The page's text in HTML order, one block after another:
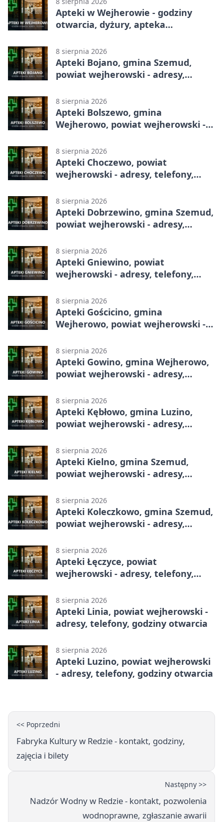
Apteki w Wejherowie - godziny
otwarcia, dyżury, apteka
8 sierpnia 2026
Apteki Bojano, gmina Szemud,
powiat wejherowski - adresy,
8 sierpnia 2026
Apteki Bolszewo, gmina
Wejherowo, powiat wejherowski -
8 sierpnia 2026
Apteki Choczewo, powiat
wejherowski - adresy, telefony,
8 sierpnia 2026
Apteki Dobrzewino, gmina Szemud,
powiat wejherowski - adresy,
8 sierpnia 2026
Apteki Gniewino, powiat
wejherowski - adresy, telefony,
8 sierpnia 2026
Apteki Gościcino, gmina
Wejherowo, powiat wejherowski -
8 sierpnia 2026
Apteki Gowino, gmina Wejherowo,
powiat wejherowski - adresy,
8 sierpnia 2026
Apteki Kębłowo, gmina Luzino,
powiat wejherowski - adresy,
8 sierpnia 2026
Apteki Kielno, gmina Szemud,
powiat wejherowski - adresy,
8 sierpnia 2026
Apteki Koleczkowo, gmina Szemud,
powiat wejherowski - adresy,
8 sierpnia 2026
Apteki Łęczyce, powiat
wejherowski - adresy, telefony,
8 sierpnia 2026
Apteki Linia, powiat wejherowski -
adresy, telefony, godziny otwarcia
8 sierpnia 2026
Apteki Luzino, powiat wejherowski
- adresy, telefony, godziny otwarcia
<< Poprzedni
Fabryka Kultury w Redzie - kontakt, godziny,
zajęcia i bilety
Następny >>
Nadzór Wodny w Redzie - kontakt, pozwolenia
wodnoprawne, zgłaszanie awarii